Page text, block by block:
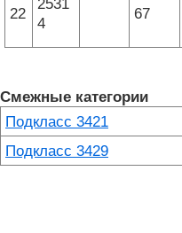
22
2531
4
67
Смежные категории
Подкласс 3421
Подкласс 3429